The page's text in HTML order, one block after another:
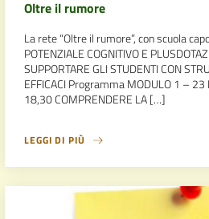
Oltre il rumore
La rete “Oltre il rumore”, con scuola
POTENZIALE COGNITIVO E
SUPPORTARE GLI STUDENTI CON
EFFICACI Programma MODULO 1 –
18,30 COMPRENDERE LA […]
LEGGI DI PIÙ